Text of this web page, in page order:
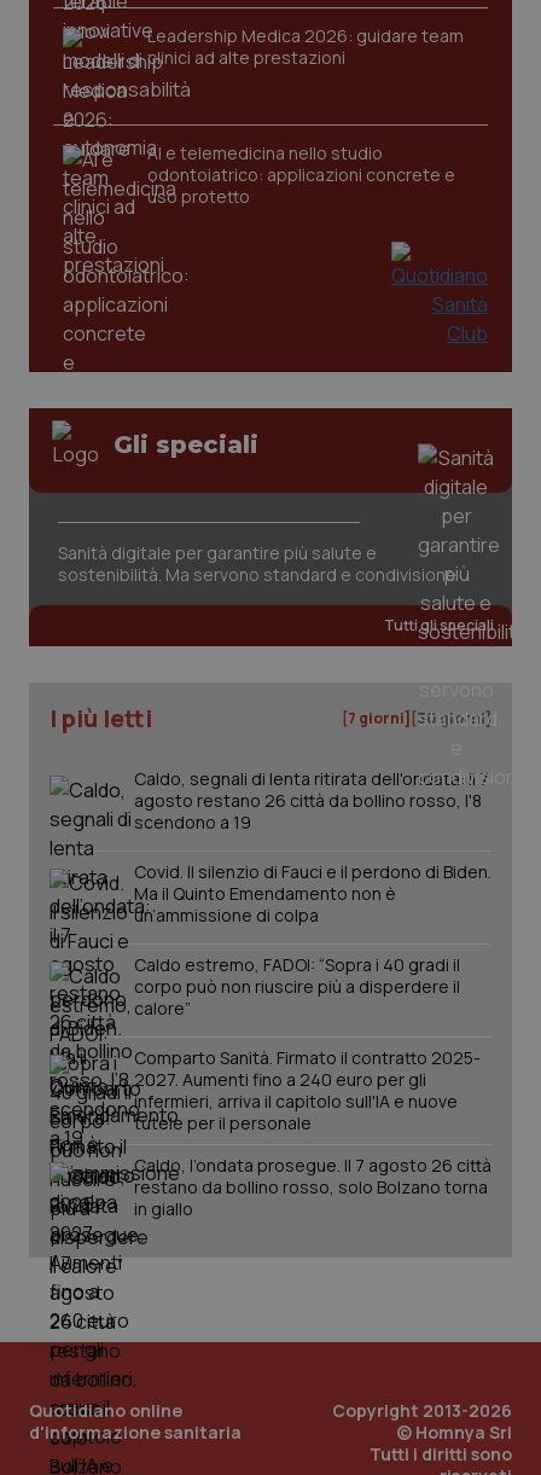
Leadership Medica 2026: guidare team
clinici ad alte prestazioni
AI e telemedicina nello studio
odontoiatrico: applicazioni concrete e
uso protetto
Gli speciali
Sanità digitale per garantire più salute e
sostenibilità. Ma servono standard e condivisione
Tutti gli speciali
I più letti [7 giorni] [30 giorni]
Caldo, segnali di lenta ritirata dell'ondata: il 7
agosto restano 26 città da bollino rosso, l'8
scendono a 19
Covid. Il silenzio di Fauci e il perdono di Biden.
Ma il Quinto Emendamento non è
un’ammissione di colpa
Caldo estremo, FADOI: “Sopra i 40 gradi il
corpo può non riuscire più a disperdere il
calore”
Comparto Sanità. Firmato il contratto 2025-
2027. Aumenti fino a 240 euro per gli
infermieri, arriva il capitolo sull'IA e nuove
tutele per il personale
Caldo, l’ondata prosegue. Il 7 agosto 26 città
restano da bollino rosso, solo Bolzano torna
in giallo
Quotidiano online
d'informazione sanitaria
Copyright 2013-2026
© Homnya Srl
Tutti i diritti sono
tracking-sites-ironfish-
tracking-enable
www.quotidianosanita.it
tracking-sites-ironfish-
session-id
www.quotidianosanita.it
_ga
PHPSESSID
_ga_KM60CM4NPH